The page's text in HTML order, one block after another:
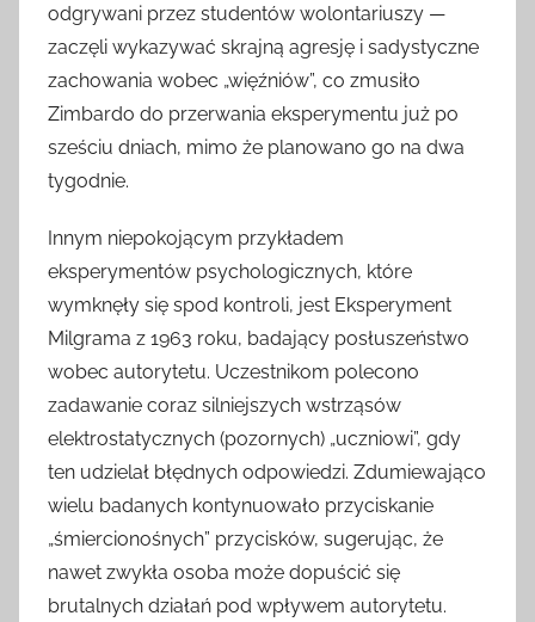
odgrywani przez studentów wolontariuszy —
zaczęli wykazywać skrajną agresję i sadystyczne
zachowania wobec „więźniów”, co zmusiło
Zimbardo do przerwania eksperymentu już po
sześciu dniach, mimo że planowano go na dwa
tygodnie.
Innym niepokojącym przykładem
eksperymentów psychologicznych, które
wymknęły się spod kontroli, jest Eksperyment
Milgrama z 1963 roku, badający posłuszeństwo
wobec autorytetu. Uczestnikom polecono
zadawanie coraz silniejszych wstrząsów
elektrostatycznych (pozornych) „uczniowi”, gdy
ten udzielał błędnych odpowiedzi. Zdumiewająco
wielu badanych kontynuowało przyciskanie
„śmiercionośnych” przycisków, sugerując, że
nawet zwykła osoba może dopuścić się
brutalnych działań pod wpływem autorytetu.